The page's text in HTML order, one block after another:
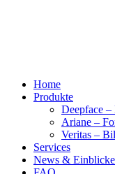
Home
Produkte
Deepface
Ariane –
Veritas –
Services
News & Einblicke